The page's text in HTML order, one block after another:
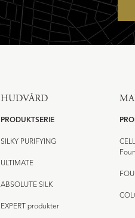
HUDVÅRD
PRODUKTSERIE
SILKY PURIFYING
ULTIMATE
ABSOLUTE SILK
EXPERT produkter